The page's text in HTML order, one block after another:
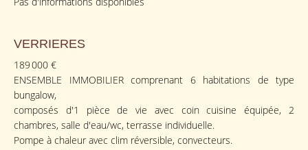
VERRIERES
189 000 €
ENSEMBLE IMMOBILIER comprenant 6 habitations de type
bungalow,
composés d'1 pièce de vie avec coin cuisine équipée, 2
chambres, salle d'eau/wc, terrasse individuelle.
Pompe à chaleur avec clim réversible, convecteurs.